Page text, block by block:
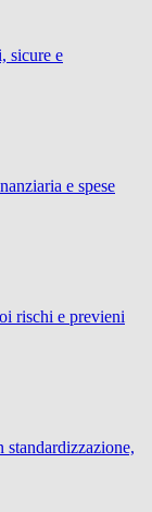
sicure e
e spese
rischi e previeni
standardizzazione,